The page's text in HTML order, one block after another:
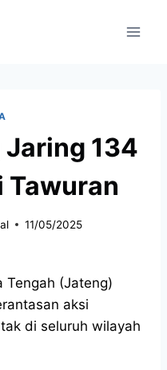
134
Tawuran
11/05/2025
Tengah (Jateng)
aksi
di seluruh wilayah